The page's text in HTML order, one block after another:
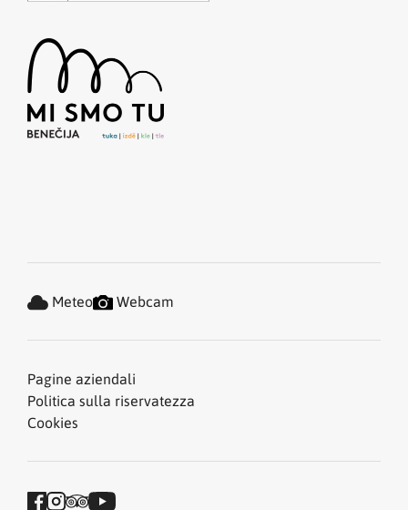
Pagine aziendali
Politica sulla riservatezza
Cookies
Meteo Webcam